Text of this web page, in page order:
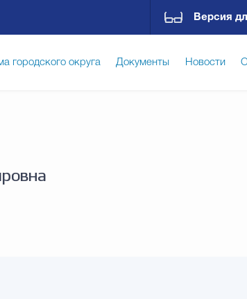
Версия
городского округа Документы Новости
округа